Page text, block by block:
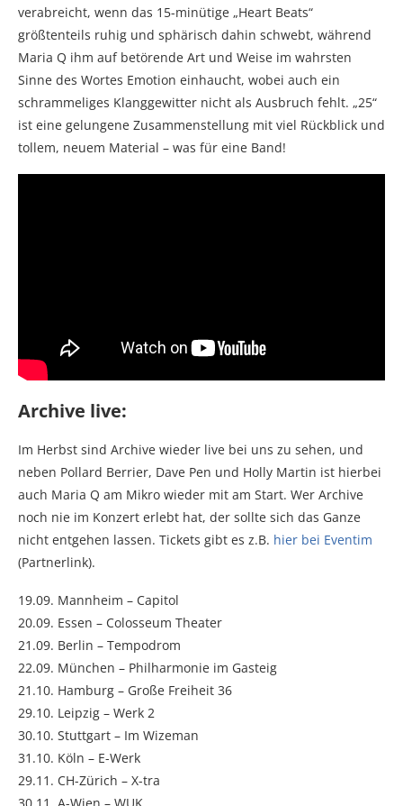
verabreicht, wenn das 15-minütige „Heart Beats“
größtenteils ruhig und sphärisch dahin schwebt, während
Maria Q ihm auf betörende Art und Weise im wahrsten
Sinne des Wortes Emotion einhaucht, wobei auch ein
schrammeliges Klanggewitter nicht als Ausbruch fehlt. „25“
ist eine gelungene Zusammenstellung mit viel Rückblick und
tollem, neuem Material – was für eine Band!
Archive live:
Im Herbst sind Archive wieder live bei uns zu sehen, und
neben Pollard Berrier, Dave Pen und Holly Martin ist hierbei
auch Maria Q am Mikro wieder mit am Start. Wer Archive
noch nie im Konzert erlebt hat, der sollte sich das Ganze
nicht entgehen lassen. Tickets gibt es z.B. hier bei Eventim
(Partnerlink).
19.09. Mannheim – Capitol
20.09. Essen – Colosseum Theater
21.09. Berlin – Tempodrom
22.09. München – Philharmonie im Gasteig
21.10. Hamburg – Große Freiheit 36
29.10. Leipzig – Werk 2
30.10. Stuttgart – Im Wizeman
31.10. Köln – E-Werk
29.11. CH-Zürich – X-tra
30.11. A-Wien – WUK